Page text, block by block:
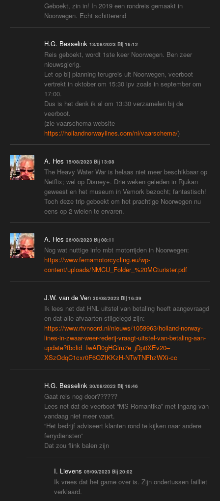
Geboekt, zin in! In 2019 een rondreis gemaakt in
Noorwegen. Echt schitterend
H.G. Besselink 13/08/2023 Bij 16:12
Reis geboekt, wordt 1ste keer Noorwegen. Ben zeer
nieuwsgierig.
Let op bij planning terugreis uit Noorwegen, veerboot
vertrekt in oktober om 15:30 ipv zoals in september om
17:00.
Dus is het denk ik al om 13:30 verzamelen bij de
veerboot.
(zie vaarschema website
https://hollandnorwaylines.com/nl/vaarschema/)
A. Hes 15/08/2023 Bij 13:08
The Heavy Water War is helaas niet meer beschikbaar op
Netflix; wel op Disney+. Drie weken geleden in Rjukan
geweest en het museum in Vemork bezocht; fantastisch!
Toch deze trip geboekt om het prachtige Noorwegen nu
eens op 2 wielen te ervaren.
A. Hes 26/08/2023 Bij 08:11
Nog wat nuttige info mbt motorrijden in Noorwegen:
https://www.femamotorcycling.eu/wp-
content/uploads/NMCU_Folder_%20MCturister.pdf
J.W. van de Ven 30/08/2023 Bij 16:39
Ik lees net dat HNL uitstel van betaling heeft aangevraagd
en dat alle afvaarten stilgelegd zijn:
https://www.rtvnoord.nl/nieuws/1059963/holland-norway-
lines-in-zwaar-weer-rederij-vraagt-uitstel-van-betaling-aan-
update?fbclid=IwAR0gHGlru7e_jDp0XEv20–
XSzOdqC1cxr0F6OZfKKzH-NTwTNFhzWXi-cc
H.G. Besselink 30/08/2023 Bij 16:46
Gaat reis nog door??????
Lees net dat de veerboot “MS Romantika” met ingang van
vandaag niet meer vaart.
“Het bedrijf adviseert klanten rond te kijken naar andere
ferrydiensten”
Dat zou flink balen zijn
I. Lievens 05/09/2023 Bij 20:02
Ik vrees dat het game over is. Zijn ondertussen failliet
verklaard.